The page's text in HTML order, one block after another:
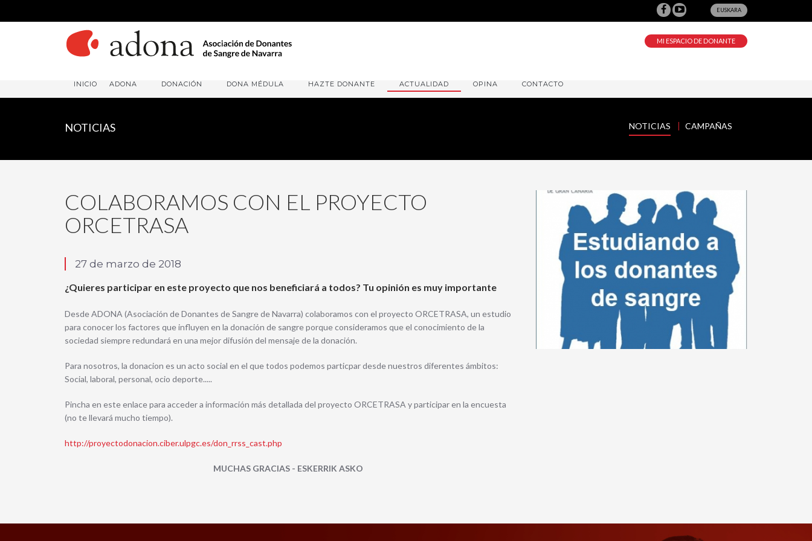
EUSKARA
MI ESPACIO DE DONANTE
INICIO ADONA DONACIÓN DONA MÉDULA HAZTE DONANTE ACTUALIDAD OPINA CONTACTO
NOTICIAS NOTICIAS CAMPAÑAS
COLABORAMOS CON EL PROYECTO
ORCETRASA
27 de marzo de 2018
¿Quieres participar en este proyecto que nos beneficiará a todos? Tu opinión es muy importante
Desde ADONA (Asociación de Donantes de Sangre de Navarra) colaboramos con el proyecto ORCETRASA, un estudio
para conocer los factores que influyen en la donación de sangre porque consideramos que el conocimiento de la
sociedad siempre redundará en una mejor difusión del mensaje de la donación.
Para nosotros, la donacion es un acto social en el que todos podemos particpar desde nuestros diferentes ámbitos:
Social, laboral, personal, ocio deporte.....
Pincha en este enlace para acceder a información más detallada del proyecto ORCETRASA y participar en la encuesta
(no te llevará mucho tiempo).
http://proyectodonacion.ciber.ulpgc.es/don_rrss_cast.php
MUCHAS GRACIAS - ESKERRIK ASKO